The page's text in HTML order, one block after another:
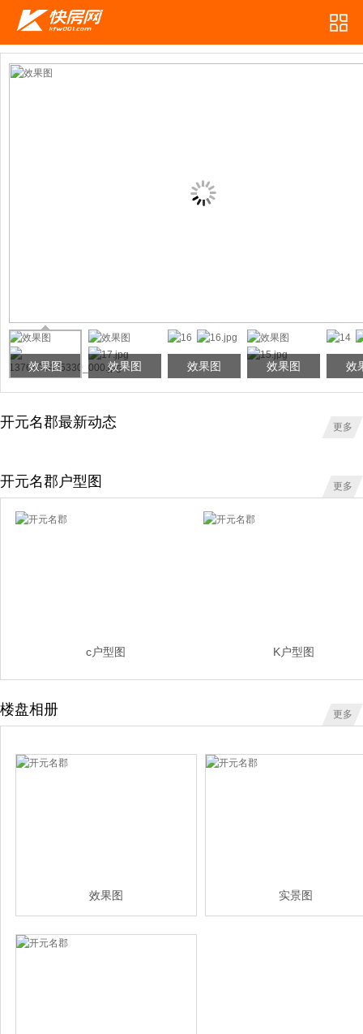
效果图 效果图 效果图 效果图 效
开元名郡最新动态 更多
开元名郡户型图 更多
c户型图 K户型图
楼盘相册 更多
效果图 实景图